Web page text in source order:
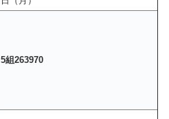
5組263970